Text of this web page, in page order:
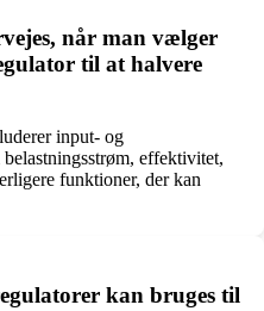
når man vælger
til at halvere
input- og
effektivitet,
funktioner, der kan
kan bruges til